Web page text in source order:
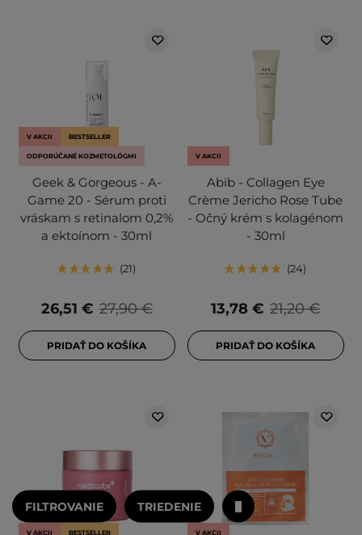
V AKCII BESTSELLER
ODPORÚČANÉ KOZMETOLÓGMI
Geek & Gorgeous - A-
Game 20 - Sérum proti
vráskam s retinalom 0,2%
a ektoínom - 30ml
21
27,90 €
26,51 €
PRIDAŤ DO KOŠÍKA
V AKCII
Abib - Collagen Eye
Crème Jericho Rose Tube
- Očný krém s kolagénom
- 30ml
24
21,20 €
13,78 €
PRIDAŤ DO KOŠÍKA
V AKCII BESTSELLER V AKCII
FILTROVANIE TRIEDENIE